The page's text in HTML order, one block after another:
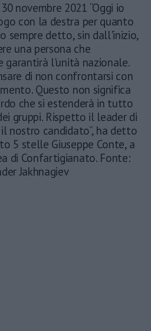
novembre 2021 “Oggi io
con la destra per quanto
sempre detto, sin dall'inizio,
una persona che
garantirà l'unità nazionale.
di non confrontarsi con
Questo non significa
che si estenderà in tutto
gruppi. Rispetto il leader di
nostro candidato”, ha detto
5 stelle Giuseppe Conte, a
di Confartigianato. Fonte:
Jakhnagiev